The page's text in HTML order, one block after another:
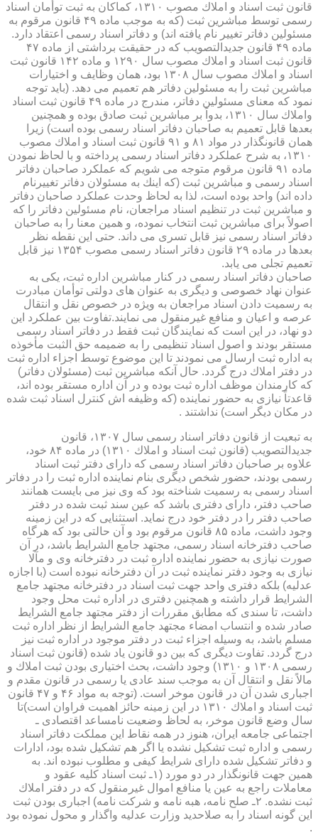
قانون ثبت اسناد و املاك مصوب ۱۳۱۰، كماكان به ثبت توأمان اسناد
رسمی توسط مباشرین ثبت (كه به موجب ماده ۴۹ قانون مرقوم به
مسئولین دفاتر تغییر نام یافته اند) و دفاتر اسناد رسمی اعتقاد دارد.
ماده ۴۹ قانون جدیدالتصویب كه در حقیقت برداشتی از ماده ۴۷
قانون ثبت اسناد و املاك مصوب سال ۱۲۹۰ و ماده ۱۴۲ قانون ثبت
اسناد و املاك مصوب سال ۱۳۰۸ بود، همان وظایف و اختیارات
مباشرین ثبت را به مسئولین دفاتر هم تعمیم می دهد. (باید توجه
نمود كه معنای مسئولین دفاتر، مندرج در ماده ۴۹ قانون ثبت اسناد
واملاك سال ۱۳۱۰، بدواً بر مباشرین ثبت صادق بوده و همچنین
بعدها قابل تعمیم به صاحبان دفاتر اسناد رسمی بوده است) زیرا
همان قانونگذار در مواد ۸۱ و ۹۱ قانون ثبت اسناد و املاك مصوب
۱۳۱۰، به شرح عملكرد دفاتر اسناد رسمی پرداخته و با لحاظ نمودن
ماده ۹۱ قانون مرقوم متوجه می شویم كه عملكرد صاحبان دفاتر
اسناد رسمی و مباشرین ثبت (كه اینك به مسئولان دفاتر تغییرنام
داده اند) واحد بوده است، لذا به لحاظ وحدت عملكرد صاحبان دفاتر
و مباشرین ثبت در تنظیم اسناد مراجعان، نام مسئولین دفاتر را كه
اصولاً برای مباشرین ثبت انتخاب نموده، و همین معنا را به صاحبان
دفاتر اسناد رسمی نیز قابل تسری می داند. حتی این نقطه نظر
بعدها در ماده ۲۹ قانون دفاتر اسناد رسمی مصوب ۱۳۵۴ نیز قابل
تعمیم تجلی می یابد.
صاحبان دفاتر اسناد رسمی در كنار مباشرین اداره ثبت، یكی به
عنوان نهاد خصوصی و دیگری به عنوان های دولتی توأمان مبادرت
به رسمیت دادن اسناد مراجعان به ویژه در خصوص نقل و انتقال
عرصه و اعیان و منافع غیرمنقول می نمایند.تفاوت بین عملكرد این
دو نهاد، در این است كه نمایندگان ثبت فقط در دفاتر اسناد رسمی
مستقر بودند و اصول اسناد تنظیمی را به ضمیمه حق الثبت مأخوذه
به اداره ثبت ارسال می نمودند تا این موضوع توسط اجزاء اداره ثبت
در دفتر املاك درج گردد. حال آنكه مباشرین ثبت (مسئولان دفاتر)
كه كارمندان موظف اداره ثبت بوده و در آن اداره مستقر بوده اند،
قاعدتاً نیازی به حضور نماینده (كه وظیفه اش كنترل اسناد ثبت شده
در مكان دیگر است) نداشتند .
به تبعیت از قانون دفاتر اسناد رسمی سال ۱۳۰۷، قانون
جدیدالتصویب (قانون ثبت اسناد و املاك ۱۳۱۰) در ماده ۸۴ خود،
علاوه بر صاحبان دفاتر اسناد رسمی كه دارای دفتر ثبت اسناد
رسمی بودند، حضور شخص دیگری بنام نماینده اداره ثبت را در دفاتر
اسناد رسمی به رسمیت شناخته بود كه وی نیز می بایست همانند
صاحب دفتر، دارای دفتری باشد كه عین سند ثبت شده در دفتر
صاحب دفتر را در دفتر خود درج نماید. استثنایی كه در این زمینه
وجود داشت، ماده ۸۵ قانون مرقوم بود و آن حالتی بود كه هرگاه
صاحب دفترخانه اسناد رسمی، مجتهد جامع الشرایط باشد، در آن
صورت نیازی به حضور نماینده اداره ثبت در دفترخانه وی و مآلا
نیازی به وجود دفتر نماینده ثبت در آن دفترخانه نبوده است (با اجازه
عدلیه) بلكه دفتری واحد جهت ثبت اسناد در دفترخانه مجتهد جامع
الشرایط قرار داشته و همچنین دفتری در اداره ثبت محل وجود
داشت، تا سندی كه مطابق مقررات از دفتر مجتهد جامع الشرایط
صادر شده و انتساب امضاء مجتهد جامع الشرایط از نظر اداره ثبت
مسلم باشد، به وسیله اجزاء ثبت در دفتر موجود در اداره ثبت نیز
درج گردد. تفاوت دیگری كه بین دو قانون یاد شده (قانون ثبت اسناد
رسمی ۱۳۰۸ و ۱۳۱۰) وجود داشت، بحث اختیاری بودن ثبت املاك و
مالاً نقل و انتقال آن به موجب سند عادی یا رسمی در قانون مقدم و
اجباری شدن آن در قانون موخر است. (توجه به مواد ۴۶ و ۴۷ قانون
ثبت اسناد و املاك ۱۳۱۰ در این زمینه حائز اهمیت فراوان است)تا
سال وضع قانون موخر، به لحاظ وضعیت نامساعد اقتصادی ـ
اجتماعی جامعه ایران، هنوز در همه نقاط این مملكت دفاتر اسناد
رسمی و اداره ثبت تشكیل نشده یا اگر هم تشكیل شده بود، ادارات
و دفاتر تشكیل شده دارای شرایط كیفی و مطلوب نبوده اند. به
همین جهت قانونگذار در دو مورد (۱ـ ثبت اسناد كلیه عقود و
معاملات راجع به عین یا منافع اموال غیرمنقول كه در دفتر املاك
ثبت نشده. ۲ـ صلح نامه، هبه نامه و شركت نامه) اجباری بودن ثبت
این گونه اسناد را به صلاحدید وزارت عدلیه واگذار و محول نموده بود
.